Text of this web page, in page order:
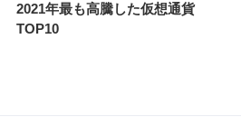
2021年最も高騰した仮想通貨
TOP10